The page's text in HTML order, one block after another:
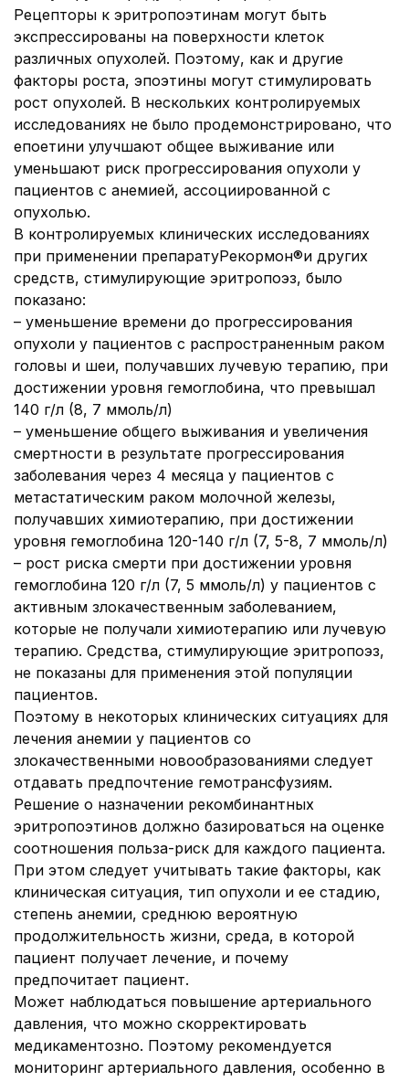
Рецепторы к эритропоэтинам могут быть
экспрессированы на поверхности клеток
различных опухолей. Поэтому, как и другие
факторы роста, эпоэтины могут стимулировать
рост опухолей. В нескольких контролируемых
исследованиях не было продемонстрировано, что
епоетини улучшают общее выживание или
уменьшают риск прогрессирования опухоли у
пациентов с анемией, ассоциированной с
опухолью.
В контролируемых клинических исследованиях
при применении препаратуРекормон®и других
средств, стимулирующие эритропоэз, было
показано:
– уменьшение времени до прогрессирования
опухоли у пациентов с распространенным раком
головы и шеи, получавших лучевую терапию, при
достижении уровня гемоглобина, что превышал
140 г/л (8, 7 ммоль/л)
– уменьшение общего выживания и увеличения
смертности в результате прогрессирования
заболевания через 4 месяца у пациентов с
метастатическим раком молочной железы,
получавших химиотерапию, при достижении
уровня гемоглобина 120-140 г/л (7, 5-8, 7 ммоль/л)
– рост риска смерти при достижении уровня
гемоглобина 120 г/л (7, 5 ммоль/л) у пациентов с
активным злокачественным заболеванием,
которые не получали химиотерапию или лучевую
терапию. Средства, стимулирующие эритропоэз,
не показаны для применения этой популяции
пациентов.
Поэтому в некоторых клинических ситуациях для
лечения анемии у пациентов со
злокачественными новообразованиями следует
отдавать предпочтение гемотрансфузиям.
Решение о назначении рекомбинантных
эритропоэтинов должно базироваться на оценке
соотношения польза-риск для каждого пациента.
При этом следует учитывать такие факторы, как
клиническая ситуация, тип опухоли и ее стадию,
степень анемии, среднюю вероятную
продолжительность жизни, среда, в которой
пациент получает лечение, и почему
предпочитает пациент.
Может наблюдаться повышение артериального
давления, что можно скорректировать
медикаментозно. Поэтому рекомендуется
мониторинг артериального давления, особенно в